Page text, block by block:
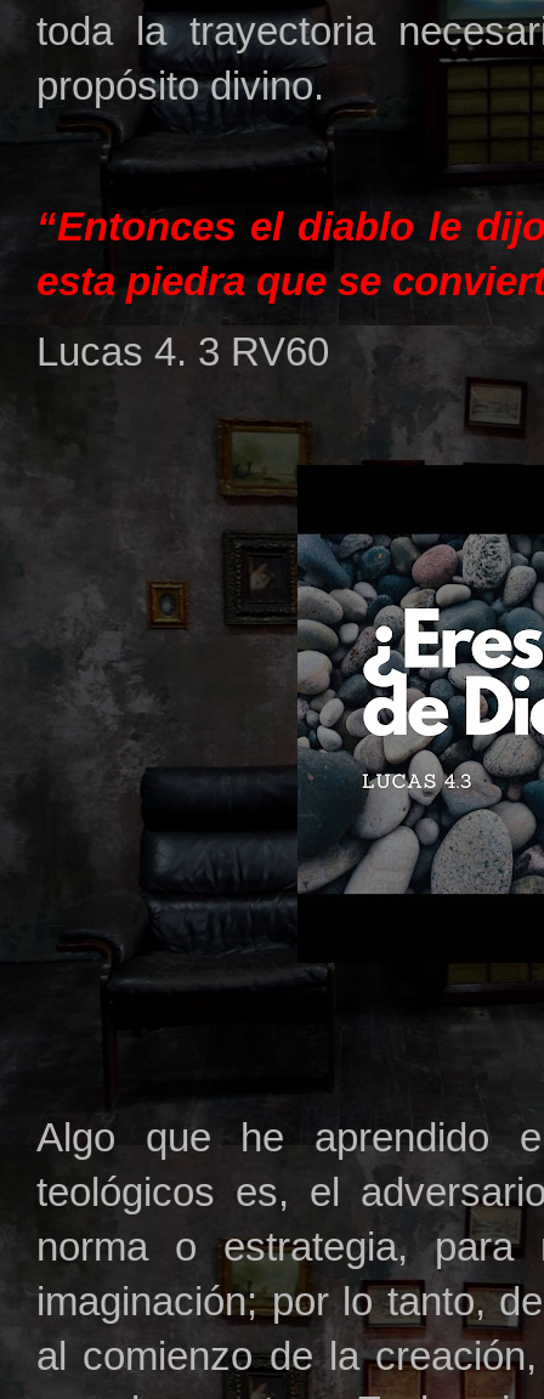
toda la trayectoria
propósito divino.
“Entonces el diablo le
esta piedra que se
Lucas 4. 3 RV60
Algo que he aprendido
teológicos es, el
norma o estrategia,
imaginación; por lo tanto,
al comienzo de la